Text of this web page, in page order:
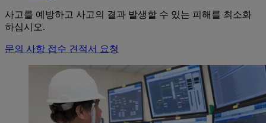
사고를 예방하고 사고의 결과 발생할 수 있는 피해를 최소화
하십시오.
문의 사항 접수 견적서 요청